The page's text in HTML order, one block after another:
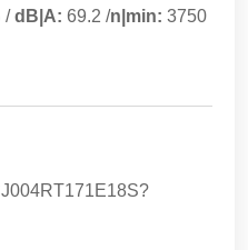
/dB|A: 69.2 /n|min: 3750